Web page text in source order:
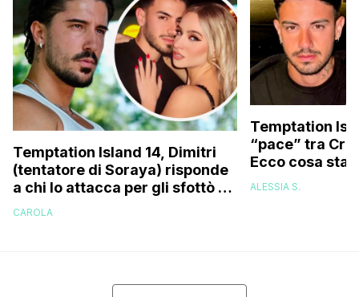
Temptation Island 14, Dimitri
(tentatore di Soraya) risponde
a chi lo attacca per gli sfottò a
Cristian sull’argomento
CAROLA
Temptation
“pace” tra
Ecco cosa sta
ALESSIA S.